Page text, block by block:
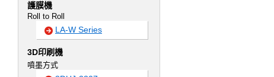
護膜機
Roll to Roll
LA-W Series
3D印刷機
噴墨方式